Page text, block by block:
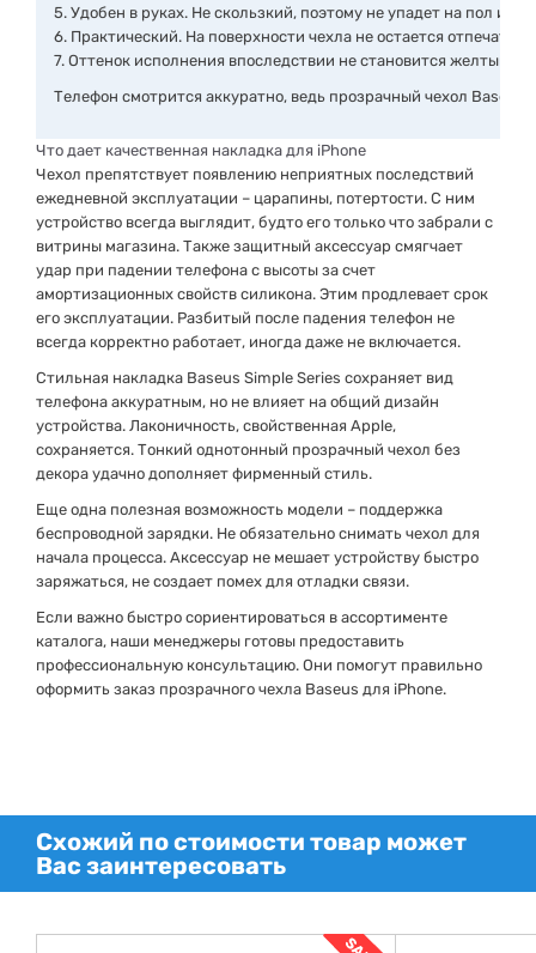
5. Удобен в руках. Не скользкий, поэтому не упадет на пол из-
6. Практический. На поверхности чехла не остается
7. Оттенок исполнения впоследствии не становится желтым,
Телефон смотрится аккуратно, ведь прозрачный чехол
Что дает качественная накладка для iPhone
Чехол препятствует появлению неприятных последствий
ежедневной эксплуатации – царапины, потертости. С ним
устройство всегда выглядит, будто его только что забрали с
витрины магазина. Также защитный аксессуар смягчает
удар при падении телефона с высоты за счет
амортизационных свойств силикона. Этим продлевает срок
его эксплуатации. Разбитый после падения телефон не
всегда корректно работает, иногда даже не включается.
Стильная накладка Baseus Simple Series сохраняет вид
телефона аккуратным, но не влияет на общий дизайн
устройства. Лаконичность, свойственная Apple,
сохраняется. Тонкий однотонный прозрачный чехол без
декора удачно дополняет фирменный стиль.
Еще одна полезная возможность модели – поддержка
беспроводной зарядки. Не обязательно снимать чехол для
начала процесса. Аксессуар не мешает устройству быстро
заряжаться, не создает помех для отладки связи.
Если важно быстро сориентироваться в ассортименте
каталога, наши менеджеры готовы предоставить
профессиональную консультацию. Они помогут правильно
оформить заказ прозрачного чехла Baseus для iPhone.
Схожий по стоимости товар может
Вас заинтересовать